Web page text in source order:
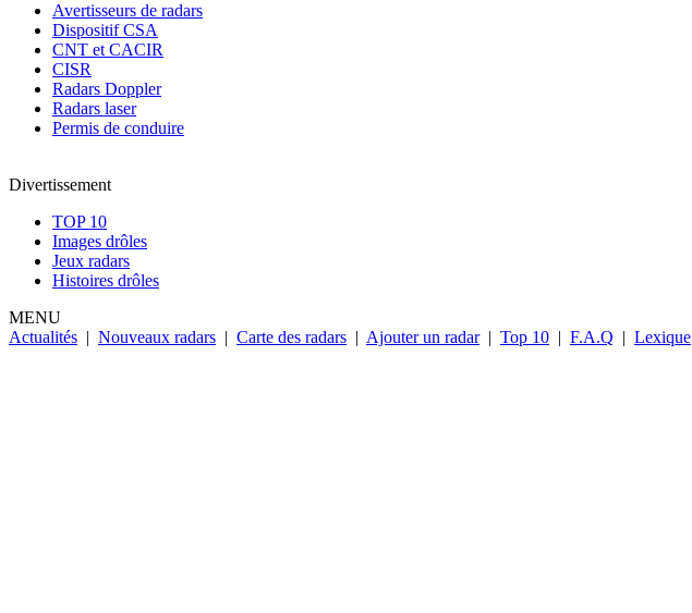
Avertisseurs de radars
Dispositif CSA
CNT et CACIR
CISR
Radars Doppler
Radars laser
Permis de conduire
Divertissement
TOP 10
Images drôles
Jeux radars
Histoires drôles
MENU
Actualités | Nouveaux radars | Carte des radars | Ajouter un radar | Top 10 | F.A.Q | Lexique